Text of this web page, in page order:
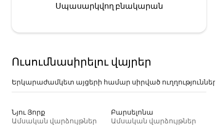
Սպասարկվող բնակարան
Ուսումնասիրելու վայրեր
Երկարաժամկետ այցերի համար սիրված ուղղություններ
Նյու Յորք
Ամսական վարձույթներ
Բարսելոնա
Ամսական վարձույթներ